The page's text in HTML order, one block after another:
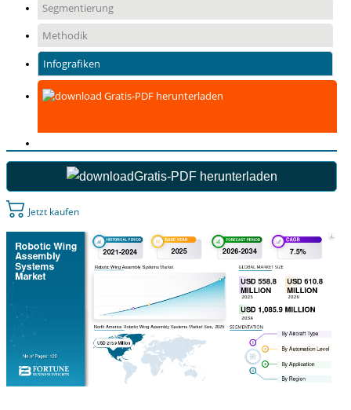
Segmentierung
Methodik
Infografiken
Gratis-PDF herunterladen
Gratis-PDF herunterladen
Jetzt kaufen